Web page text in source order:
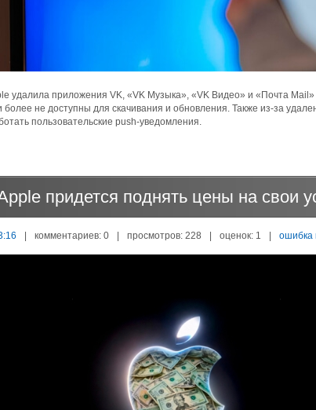
удалила приложения VK, «VK Музыка», «VK Видео» и «Почта
более не доступны для скачивания и обновления. Также из-за
пользовательские push-уведомления.
придется поднять цены на свои
| комментариев: 0 | просмотров: 228 | оценок: 1 | ошибка